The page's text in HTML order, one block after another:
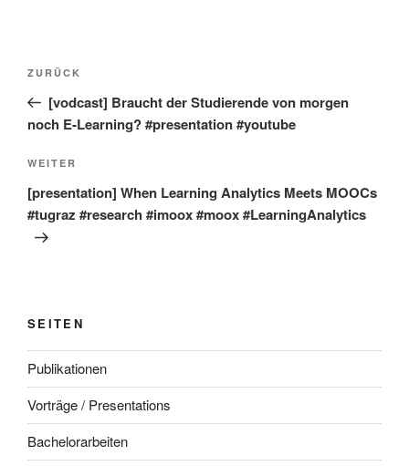
Beitragsnavigation
Vorheriger
Beitrag
ZURÜCK
[vodcast] Braucht der Studierende von morgen
noch E-Learning? #presentation #youtube
Nächster
Beitrag
WEITER
[presentation] When Learning Analytics Meets MOOCs
#tugraz #research #imoox #moox #LearningAnalytics
SEITEN
Publikationen
Vorträge / Presentations
Bachelorarbeiten